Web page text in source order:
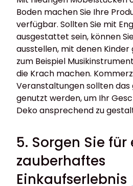
Boden machen Sie Ihre
verfügbar. Sollten Sie mit
ausgestattet sein, können
ausstellen, mit denen
zum Beispiel
die Krach machen.
Veranstaltungen sollten das
genutzt werden, um Ihr
Deko ansprechend zu
5. Sorgen Sie für
zauberhaftes
Einkaufserlebnis